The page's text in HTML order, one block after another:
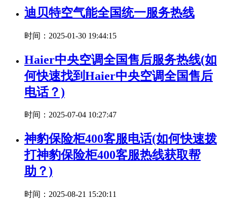
迪贝特空气能全国统一服务热线
时间：2025-01-30 19:44:15
Haier中央空调全国售后服务热线(如
何快速找到Haier中央空调全国售后
电话？)
时间：2025-07-04 10:27:47
神豹保险柜400客服电话(如何快速拨
打神豹保险柜400客服热线获取帮
助？)
时间：2025-08-21 15:20:11